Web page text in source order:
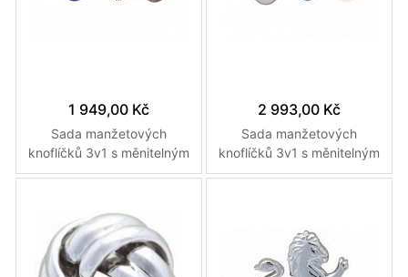
1 949,00 Kč
Sada manžetových
knoflíčků 3v1 s měnitelným
designem v tmavě modré
kovové šedé barvě
2 993,00 Kč
Sada manžetových
knoflíčků 3v1 s měnitelným
designem v bílé, s modrými